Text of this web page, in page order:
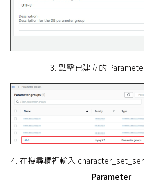
3. 點擊已建立的
4. 在搜尋欄裡輸入
Parameter